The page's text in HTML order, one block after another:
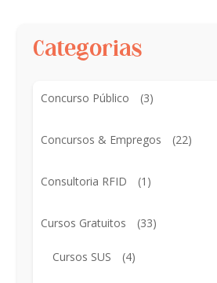
Categorias
Concurso Público (3)
Concursos & Empregos (22)
Consultoria RFID (1)
Cursos Gratuitos (33)
Cursos SUS (4)